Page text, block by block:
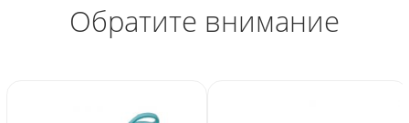
Обратите внимание